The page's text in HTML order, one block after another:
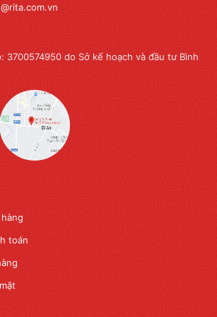
3700574950 do Sở kế hoạch và đầu tư Bình
toán